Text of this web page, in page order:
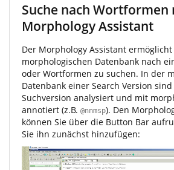
Suche nach Wortformen
Morphology Assistant
Der Morphology Assistant
morphologischen Datenbank nach
oder Wortformen zu suchen. In der
Datenbank einer Search Version
Suchversion analysiert und mit
annotiert (z.B. @nnmsp). Den
können Sie über die Button Bar
Sie ihn zunächst hinzufügen:
Video
Player